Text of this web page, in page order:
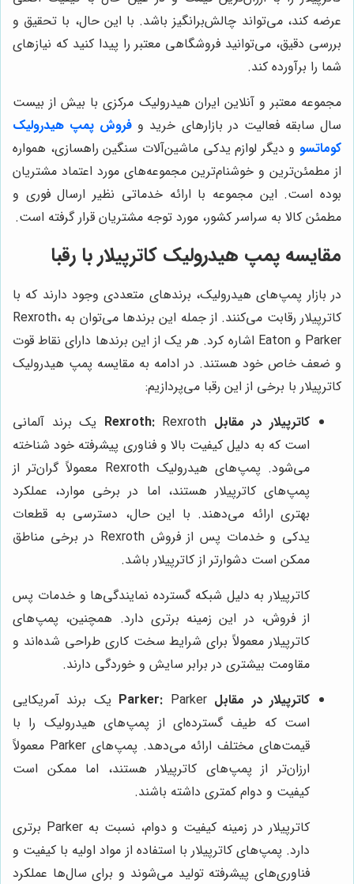
عرضه کند، می‌تواند چالش‌برانگیز باشد. با این حال، با تحقیق و
بررسی دقیق، می‌توانید فروشگاهی معتبر را پیدا کنید که نیازهای
شما را برآورده کند.
مجموعه معتبر و آنلاین ایران هیدرولیک مرکزی با بیش از بیست
سال سابقه فعالیت در بازارهای خرید و فروش پمپ هیدرولیک
کوماتسو و دیگر لوازم یدکی ماشین‌آلات سنگین راهسازی، همواره
از مطمئن‌ترین و خوشنام‌ترین مجموعه‌های مورد اعتماد مشتریان
بوده است. این مجموعه با ارائه خدماتی نظیر ارسال فوری و
مطمئن کالا به سراسر کشور، مورد توجه مشتریان قرار گرفته است.
مقایسه پمپ هیدرولیک کاترپیلار با رقبا
در بازار پمپ‌های هیدرولیک، برندهای متعددی وجود دارند که با
کاترپیلار رقابت می‌کنند. از جمله این برندها می‌توان به Rexroth،
Parker و Eaton اشاره کرد. هر یک از این برندها دارای نقاط قوت
و ضعف خاص خود هستند. در ادامه به مقایسه پمپ هیدرولیک
کاترپیلار با برخی از این رقبا می‌پردازیم:
کاترپیلار در مقابل Rexroth:
Rexroth یک برند آلمانی
است که به دلیل کیفیت بالا و فناوری پیشرفته خود شناخته
می‌شود. پمپ‌های هیدرولیک Rexroth معمولاً گران‌تر از
پمپ‌های کاترپیلار هستند، اما در برخی موارد، عملکرد
بهتری ارائه می‌دهند. با این حال، دسترسی به قطعات
یدکی و خدمات پس از فروش Rexroth در برخی مناطق
ممکن است دشوارتر از کاترپیلار باشد.
کاترپیلار به دلیل شبکه گسترده نمایندگی‌ها و خدمات پس
از فروش، در این زمینه برتری دارد. همچنین، پمپ‌های
کاترپیلار معمولاً برای شرایط سخت کاری طراحی شده‌اند و
مقاومت بیشتری در برابر سایش و خوردگی دارند.
کاترپیلار در مقابل Parker:
Parker یک برند آمریکایی
است که طیف گسترده‌ای از پمپ‌های هیدرولیک را با
قیمت‌های مختلف ارائه می‌دهد. پمپ‌های Parker معمولاً
ارزان‌تر از پمپ‌های کاترپیلار هستند، اما ممکن است
کیفیت و دوام کمتری داشته باشند.
کاترپیلار در زمینه کیفیت و دوام، نسبت به Parker برتری
دارد. پمپ‌های کاترپیلار با استفاده از مواد اولیه با کیفیت و
فناوری‌های پیشرفته تولید می‌شوند و برای سال‌ها عملکرد